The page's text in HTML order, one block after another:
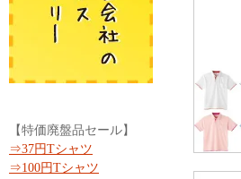
【特価廃盤品セール】
⇒37円Tシャツ
⇒100円Tシャツ